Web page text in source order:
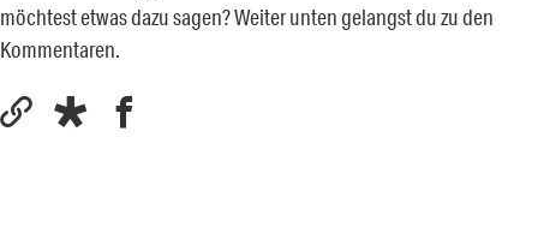
möchtest etwas dazu sagen? Weiter unten gelangst du zu den
Kommentaren.